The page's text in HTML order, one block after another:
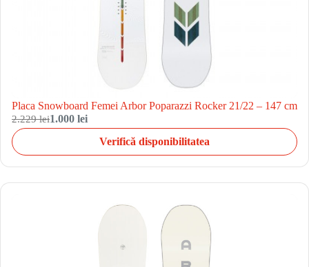
Placa Snowboard Femei Arbor Poparazzi Rocker 21/22 – 147 cm
2.229 lei1.000 lei
Verifică disponibilitatea